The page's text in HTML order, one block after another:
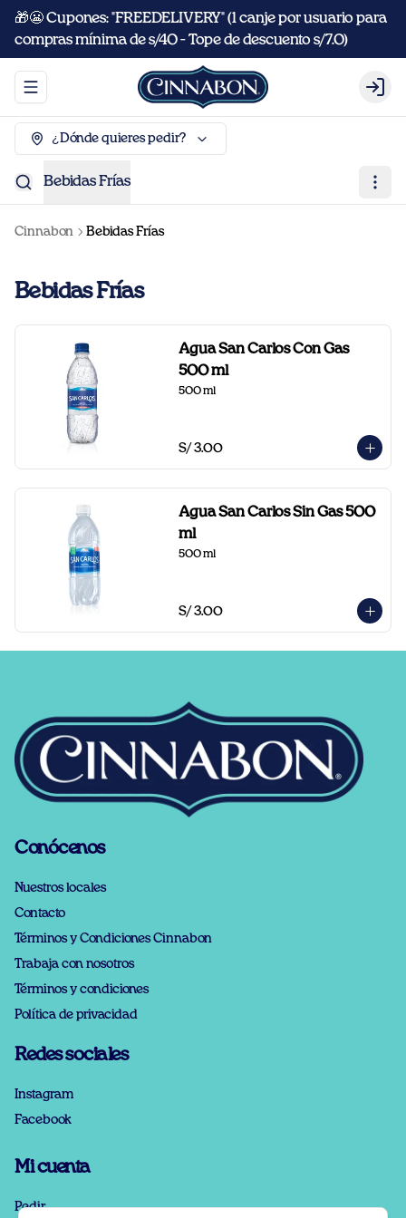
🎁😬 Cupones: "FREEDELIVERY" (1 canje por usuario para
compras mínima de s/40 - Tope de descuento s/7.0)
Abrir menu de navegación
¿Dónde quieres pedir?
Bebidas Frías
Cinnabon Bebidas Frías
Bebidas Frías
Agua San Carlos Con Gas
500 ml
500 ml
S/ 3.00
Agua San Carlos Sin Gas 500
ml
500 ml
S/ 3.00
Conócenos
Nuestros locales
Contacto
Términos y Condiciones Cinnabon
Trabaja con nosotros
Términos y condiciones
Política de privacidad
Redes sociales
Instagram
Facebook
Mi cuenta
Pedir